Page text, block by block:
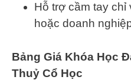
Hỗ trợ cầm tay chỉ
hoặc doanh
Bảng Giá Khóa Học
Thuỷ Cổ Học